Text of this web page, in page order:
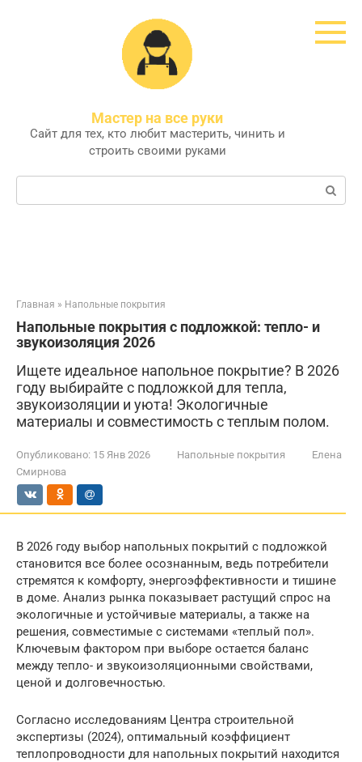
Мастер на все руки
Сайт для тех, кто любит мастерить, чинить и
строить своими руками
Поиск:
Главная » Напольные покрытия
Напольные покрытия с подложкой: тепло- и
звукоизоляция 2026
Ищете идеальное напольное покрытие? В 2026
году выбирайте с подложкой для тепла,
звукоизоляции и уюта! Экологичные
материалы и совместимость с теплым полом.
Опубликовано: 15 Янв 2026 Напольные покрытия
Елена
Смирнова
В 2026 году выбор напольных покрытий с подложкой
становится все более осознанным, ведь потребители
стремятся к комфорту, энергоэффективности и тишине
в доме. Анализ рынка показывает растущий спрос на
экологичные и устойчивые материалы, а также на
решения, совместимые с системами «теплый пол».
Ключевым фактором при выборе остается баланс
между тепло- и звукоизоляционными свойствами,
ценой и долговечностью.
Согласно исследованиям Центра строительной
экспертизы (2024), оптимальный коэффициент
теплопроводности для напольных покрытий находится